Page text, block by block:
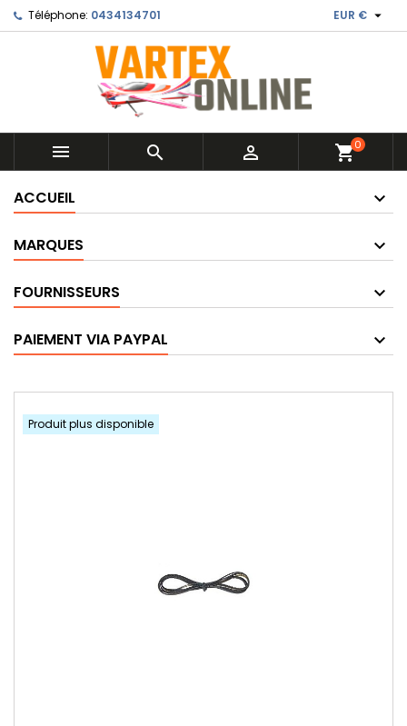
Téléphone: 0434134701 EUR € 
   shopping_cart0
ACCUEIL
MARQUES
FOURNISSEURS
PAIEMENT VIA PAYPAL
Produit plus disponible